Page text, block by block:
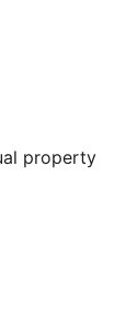
property